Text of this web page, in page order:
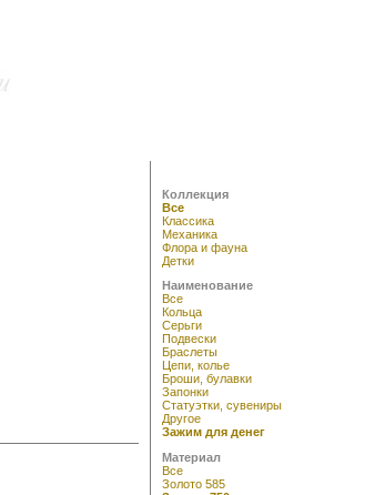
Коллекция
Все
Классика
Механика
Флора и фауна
Детки
Наименование
Все
Кольца
Серьги
Подвески
Браслеты
Цепи, колье
Броши, булавки
Запонки
Статуэтки, сувениры
Другое
Зажим для денег
Материал
Все
Золото 585